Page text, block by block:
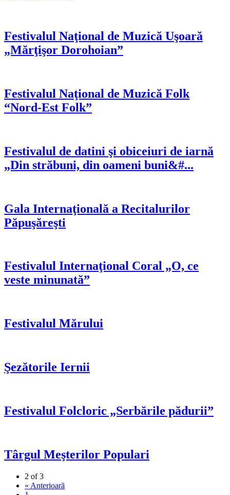
Festivalul Naţional de Muzică Uşoară
„Mărţişor Dorohoian”
Festivalul Naţional de Muzică Folk
“Nord-Est Folk”
Festivalul de datini şi obiceiuri de iarnă
„Din străbuni, din oameni buni&#...
Gala Internaţională a Recitalurilor
Păpuşăreşti
Festivalul Internaţional Coral „O, ce
veste minunată”
Festivalul Mărului
Şezătorile Iernii
Festivalul Folcloric „Serbările pădurii”
Târgul Meşterilor Populari
2 of 3
« Anterioară